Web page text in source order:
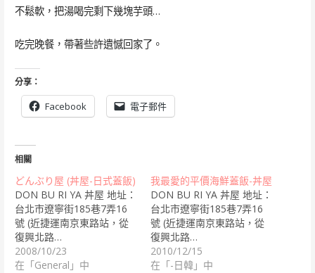
不鬆軟，把湯喝完剩下幾塊芋頭…
吃完晚餐，帶著些許遺憾回家了。
分享：
Facebook 電子郵件
相關
どんぶり屋 (丼屋-日式蓋飯)
DON BU RI YA 丼屋 地址：
台北市遼寧街185巷7弄16
號 (近捷運南京東路站，從
復興北路…
2008/10/23
在「General」中
我最愛的平價海鮮蓋飯-丼屋
DON BU RI YA 丼屋 地址：
台北市遼寧街185巷7弄16
號 (近捷運南京東路站，從
復興北路…
2010/12/15
在「-日韓」中